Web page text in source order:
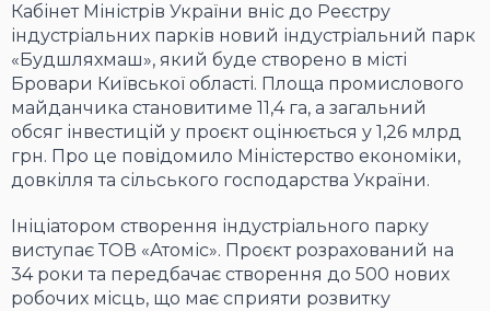
Кабінет Міністрів України вніс до Реєстру
індустріальних парків новий індустріальний парк
«Будшляхмаш», який буде створено в місті
Бровари Київської області. Площа промислового
майданчика становитиме 11,4 га, а загальний
обсяг інвестицій у проєкт оцінюється у 1,26 млрд
грн. Про це повідомило Міністерство економіки,
довкілля та сільського господарства України.
Ініціатором створення індустріального парку
виступає ТОВ «Атоміс». Проєкт розрахований на
34 роки та передбачає створення до 500 нових
робочих місць, що має сприяти розвитку